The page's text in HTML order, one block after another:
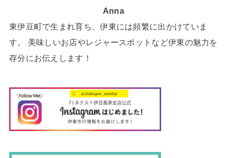
Anna
東伊豆町で生まれ育ち、伊東には頻繁に出かけていま
す。 美味しいお店やレジャースポットなど伊東の魅力を
存分にお伝えします！